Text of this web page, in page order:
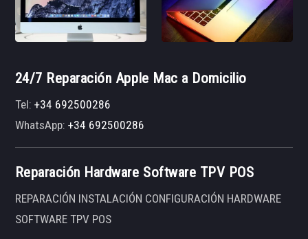
24/7 Reparación Apple Mac a Domicilio
Tel:+34 692500286
WhatsApp:+34 692500286
Reparación Hardware Software TPV POS
REPARACIÓN INSTALACIÓN CONFIGURACIÓN HARDWARE
SOFTWARE TPV POS